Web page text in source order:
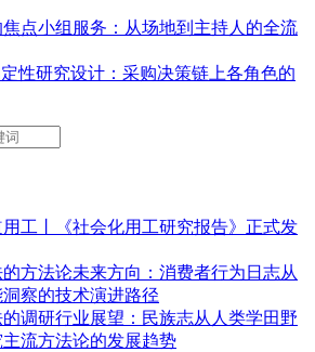
点小组服务：从场地到主持人的全流
性研究设计：采购决策链上各角色的
工丨《社会化用工研究报告》正式发
方法论未来方向：消费者行为日志从
察的技术演进路径
调研行业展望：民族志从人类学田野
流方法论的发展趋势